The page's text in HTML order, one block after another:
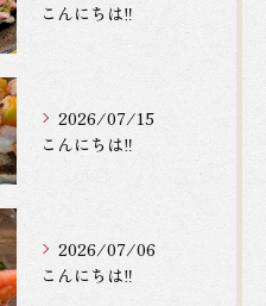
こんにちは‼️
2026/07/15
こんにちは‼️
2026/07/06
こんにちは‼️